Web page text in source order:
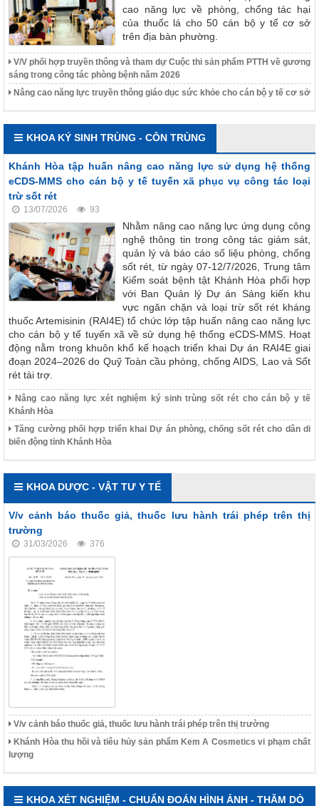
cao năng lực về phòng, chống tác hại
của thuốc lá cho 50 cán bộ y tế cơ sở
trên địa bàn phường.
V/V phối hợp truyền thông và tham dự Cuộc thi sản phẩm PTTH về gương
sáng trong công tác phòng bệnh năm 2026
Nâng cao năng lực truyền thông giáo dục sức khỏe cho cán bộ y tế cơ sở
KHOA KÝ SINH TRÙNG - CÔN TRÙNG
Khánh Hòa tập huấn nâng cao năng lực sử dụng hệ thống
eCDS-MMS cho cán bộ y tế tuyến xã phục vụ công tác loại
trừ sốt rét
13/07/2026 93
Nhằm nâng cao năng lực ứng dụng công
nghệ thông tin trong công tác giám sát,
quản lý và báo cáo số liệu phòng, chống
sốt rét, từ ngày 07-12/7/2026, Trung tâm
Kiểm soát bệnh tật Khánh Hòa phối hợp
với Ban Quản lý Dự án Sáng kiến khu
vực ngăn chặn và loại trừ sốt rét kháng
thuốc Artemisinin (RAI4E) tổ chức lớp tập huấn nâng cao năng lực
cho cán bộ y tế tuyến xã về sử dụng hệ thống eCDS-MMS. Hoạt
động nằm trong khuôn khổ kế hoạch triển khai Dự án RAI4E giai
đoạn 2024–2026 do Quỹ Toàn cầu phòng, chống AIDS, Lao và Sốt
rét tài trợ.
Nâng cao năng lực xét nghiệm ký sinh trùng sốt rét cho cán bộ y tế
Khánh Hòa
Tăng cường phối hợp triển khai Dự án phòng, chống sốt rét cho dân di
biến động tỉnh Khánh Hòa
KHOA DƯỢC - VẬT TƯ Y TẾ
V/v cảnh báo thuốc giả, thuốc lưu hành trái phép trên thị
trường
31/03/2026 376
V/v cảnh báo thuốc giả, thuốc lưu hành trái phép trên thị trường
Khánh Hòa thu hồi và tiêu hủy sản phẩm Kem A Cosmetics vi phạm chất
lượng
KHOA XÉT NGHIỆM - CHUẨN ĐOÁN HÌNH ẢNH - THĂM DÒ